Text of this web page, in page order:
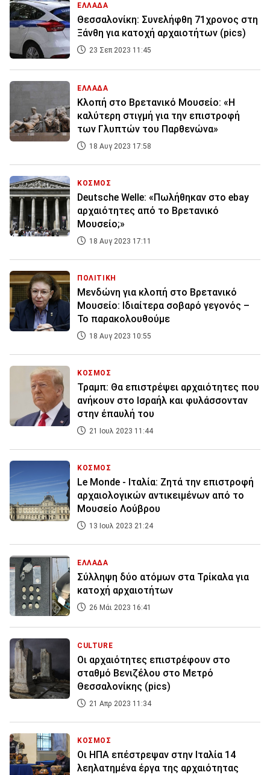
ΕΛΛΑΔΑ
Θεσσαλονίκη: Συνελήφθη 71χρονος στη
Ξάνθη για κατοχή αρχαιοτήτων (pics)
23 Σεπ 2023 11:45
ΕΛΛΑΔΑ
Κλοπή στο Βρετανικό Μουσείο: «Η
καλύτερη στιγμή για την επιστροφή
των Γλυπτών του Παρθενώνα»
18 Αυγ 2023 17:58
ΚΟΣΜΟΣ
Deutsche Welle: «Πωλήθηκαν στο ebay
αρχαιότητες από το Βρετανικό
Μουσείο;»
18 Αυγ 2023 17:11
ΠΟΛΙΤΙΚΗ
Μενδώνη για κλοπή στο Βρετανικό
Μουσείο: Ιδιαίτερα σοβαρό γεγονός –
Το παρακολουθούμε
18 Αυγ 2023 10:55
ΚΟΣΜΟΣ
Τραμπ: Θα επιστρέψει αρχαιότητες που
ανήκουν στο Ισραήλ και φυλάσσονταν
στην έπαυλή του
21 Ιουλ 2023 11:44
ΚΟΣΜΟΣ
Le Monde - Ιταλία: Ζητά την επιστροφή
αρχαιολογικών αντικειμένων από το
Μουσείο Λούβρου
13 Ιουλ 2023 21:24
ΕΛΛΑΔΑ
Σύλληψη δύο ατόμων στα Τρίκαλα για
κατοχή αρχαιοτήτων
26 Μάι 2023 16:41
CULTURE
Οι αρχαιότητες επιστρέφουν στο
σταθμό Βενιζέλου στο Μετρό
Θεσσαλονίκης (pics)
21 Απρ 2023 11:34
ΚΟΣΜΟΣ
Οι ΗΠΑ επέστρεψαν στην Ιταλία 14
λεηλατημένα έργα της αρχαιότητας